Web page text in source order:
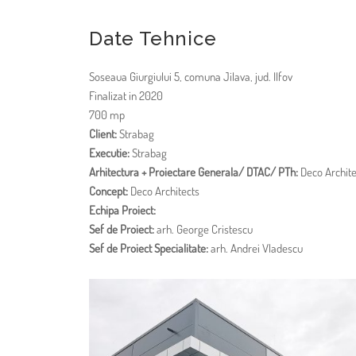
Date Tehnice
Soseaua Giurgiului 5, comuna Jilava, jud. Ilfov
Finalizat in 2020
700 mp
Client:Strabag
Executie:Strabag
Arhitectura + Proiectare Generala/ DTAC/ PTh: Deco
Concept: Deco Architects
Echipa Proiect:
Sef de Proiect:arh. George Cristescu
Sef de Proiect Specialitate:arh. Andrei Vladescu